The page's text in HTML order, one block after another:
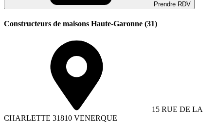
Prendre RDV
Constructeurs de maisons Haute-Garonne (31)
15 RUE DE LA
CHARLETTE 31810 VENERQUE